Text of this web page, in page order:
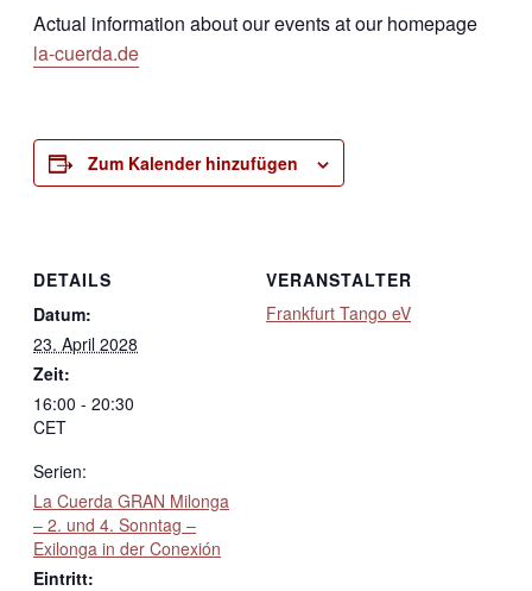
Actual information about our events at our homepage
la-cuerda.de
Zum Kalender hinzufügen
DETAILS
Datum:
23. April 2028
Zeit:
16:00 - 20:30
CET
Serien:
La Cuerda GRAN Milonga
– 2. und 4. Sonntag –
Exilonga in der Conexión
Eintritt:
VERANSTALTER
Frankfurt Tango eV